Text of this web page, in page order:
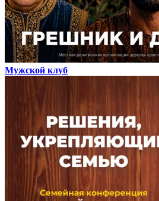
Мужской клуб